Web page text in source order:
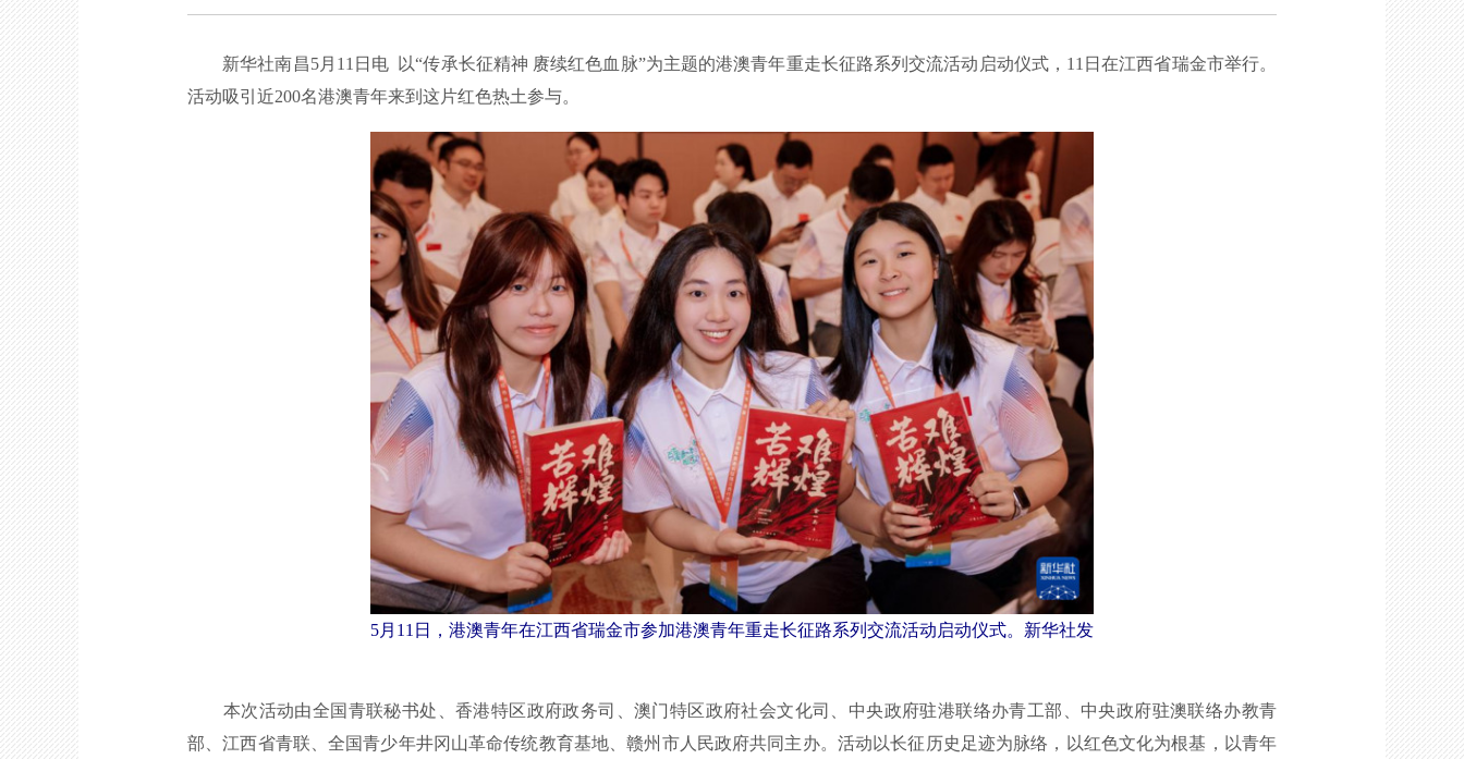
新华社南昌5月11日电 以“传承长征精神 赓续红色血脉”为主题的港澳青年重走长征路系列交流活动启动仪式，11日在江西省瑞金市举行。
活动吸引近200名港澳青年来到这片红色热土参与。
5月11日，港澳青年在江西省瑞金市参加港澳青年重走长征路系列交流活动启动仪式。新华社发
本次活动由全国青联秘书处、香港特区政府政务司、澳门特区政府社会文化司、中央政府驻港联络办青工部、中央政府驻澳联络办教青
部、江西省青联、全国青少年井冈山革命传统教育基地、赣州市人民政府共同主办。活动以长征历史足迹为脉络，以红色文化为根基，以青年